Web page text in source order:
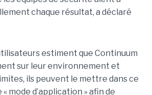
chaque résultat, a déclaré
estiment que Continuum
sur leur environnement et
ils peuvent le mettre dans ce
« mode d’application » afin de